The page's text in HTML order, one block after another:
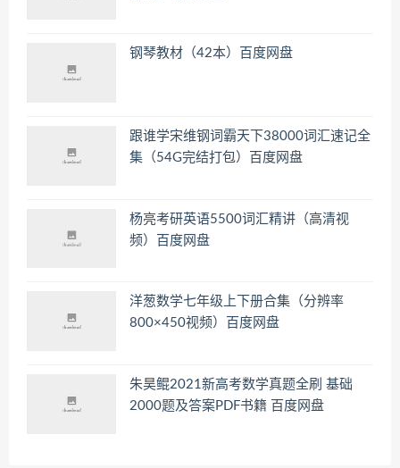
钢琴教材（42本）百度网盘
跟谁学宋维钢词霸天下38000词汇速记全
集（54G完结打包）百度网盘
杨亮考研英语5500词汇精讲（高清视
频）百度网盘
洋葱数学七年级上下册合集（分辨率
800×450视频）百度网盘
朱昊鲲2021新高考数学真题全刷 基础
2000题及答案PDF书籍 百度网盘